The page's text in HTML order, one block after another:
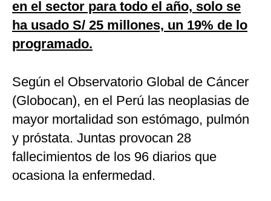
en el sector para todo el año, solo se
ha usado S/ 25 millones, un 19% de lo
programado.
Según el Observatorio Global de Cáncer
(Globocan), en el Perú las neoplasias de
mayor mortalidad son estómago, pulmón
y próstata. Juntas provocan 28
fallecimientos de los 96 diarios que
ocasiona la enfermedad.